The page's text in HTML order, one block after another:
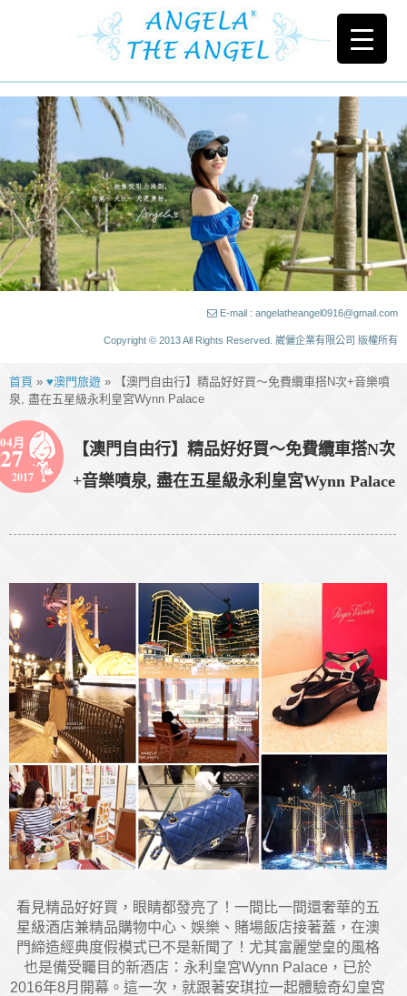
E-mail : angelatheangel0916@gmail.com
Copyright © 2013 All Rights Reserved. 崴儷企業有限公司 版權所有
首頁 » ♥澳門旅遊 » 【澳門自由行】精品好好買～免費纜車搭N次+音樂噴
泉, 盡在五星級永利皇宮Wynn Palace
04月
27
2017
【澳門自由行】精品好好買～免費纜車搭N次
+音樂噴泉, 盡在五星級永利皇宮Wynn Palace
看見精品好好買，眼睛都發亮了！一間比一間還奢華的五
星級酒店兼精品購物中心、娛樂、賭場飯店接著蓋，在澳
門締造經典度假模式已不是新聞了！尤其富麗堂皇的風格
也是備受矚目的新酒店：永利皇宮Wynn Palace，已於
2016年8月開幕。這一次，就跟著安琪拉一起體驗奇幻皇宮